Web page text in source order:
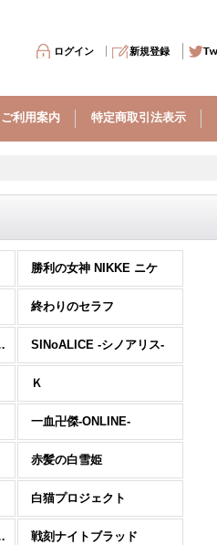
ログイン 新規登録
ご利用案内 特定商取引法表示
勝利の女神 NIKKE ニケ
終わりのセラフ
けがない SINoALICE -シノアリス-
Ｋ
一血卍傑-ONLINE-
赤髪の白雪姫
白猫プロジェクト
ゴン 戦刻ナイトブラッド